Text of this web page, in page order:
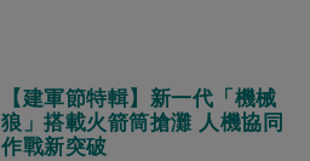
【建軍節特輯】新一代「機械
狼」搭載火箭筒搶灘 人機協同
作戰新突破